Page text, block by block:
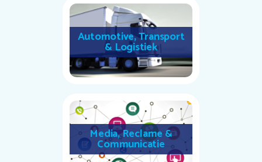
Automotive, Transport
& Logistiek
Media, Reclame &
Communicatie